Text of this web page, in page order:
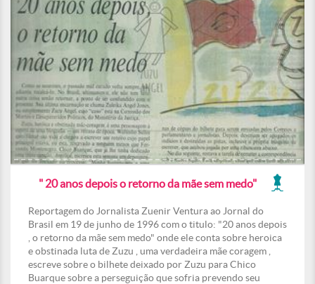
" 20 anos depois o retorno da mãe sem medo"
Reportagem do Jornalista Zuenir Ventura ao Jornal do
Brasil em 19 de junho de 1996 com o titulo: "20 anos depois
, o retorno da mãe sem medo" onde ele conta sobre heroica
e obstinada luta de Zuzu , uma verdadeira mãe coragem ,
escreve sobre o bilhete deixado por Zuzu para Chico
Buarque sobre a perseguição que sofria prevendo seu